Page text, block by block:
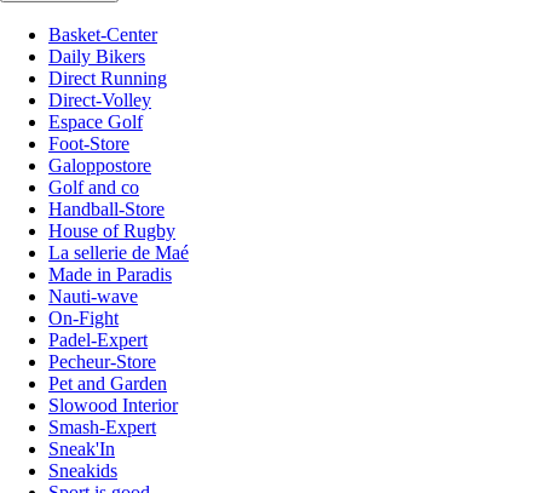
Basket-Center
Daily Bikers
Direct Running
Direct-Volley
Espace Golf
Foot-Store
Galoppostore
Golf and co
Handball-Store
House of Rugby
La sellerie de Maé
Made in Paradis
Nauti-wave
On-Fight
Padel-Expert
Pecheur-Store
Pet and Garden
Slowood Interior
Smash-Expert
Sneak'In
Sneakids